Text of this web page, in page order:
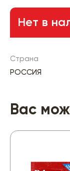
Нет в
Страна
РОССИЯ
Вас